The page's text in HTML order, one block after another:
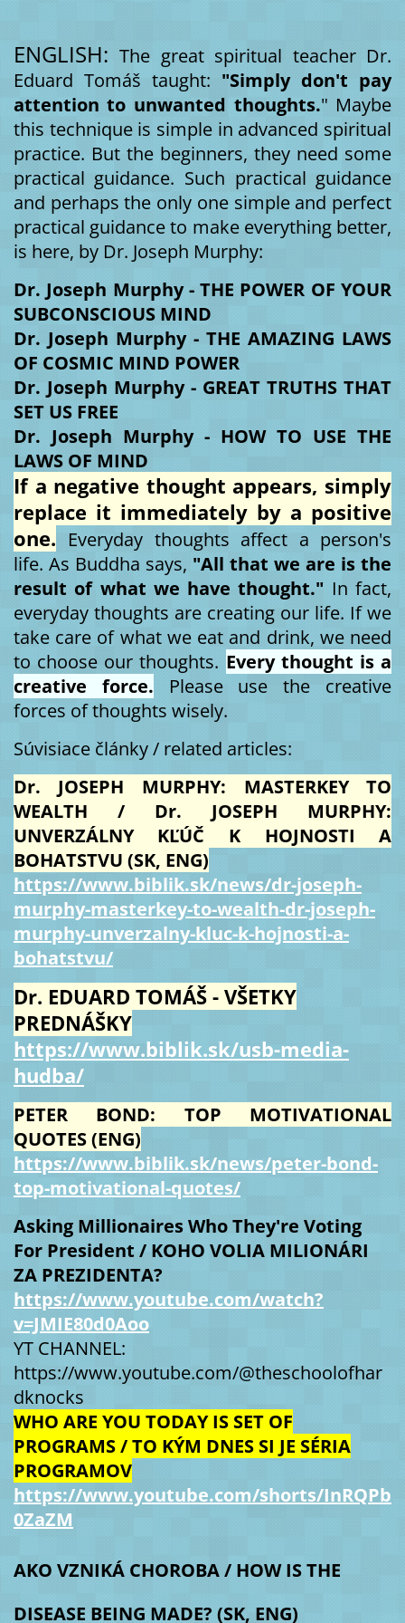
ENGLISH:The great spiritual teacher Dr.
Eduard Tomáš taught: "Simply don't pay
attention to unwanted thoughts." Maybe
this technique is simple in advanced spiritual
practice. But the beginners, they need some
practical guidance. Such practical guidance
and perhaps the only one simple and perfect
practical guidance to make everything better,
is here, by Dr. Joseph Murphy:
Dr. Joseph Murphy - THE POWER OF YOUR
SUBCONSCIOUS MIND
Dr. Joseph Murphy - THE AMAZING LAWS
OF COSMIC MIND POWER
Dr. Joseph Murphy - GREAT TRUTHS THAT
SET US FREE
Dr. Joseph Murphy - HOW TO USE THE
LAWS OF MIND
If a negative thought appears, simply
replace it immediately by a positive
one. Everyday thoughts affect a person's
life. As Buddha says, "All that we are is the
result of what we have thought." In fact,
everyday thoughts are creating our life. If we
take care of what we eat and drink, we need
to choose our thoughts. Every thought is a
creative force. Please use the creative
forces of thoughts wisely.
Súvisiace články / related articles:
Dr. JOSEPH MURPHY: MASTERKEY TO
WEALTH / Dr. JOSEPH MURPHY:
UNVERZÁLNY KĽÚČ K HOJNOSTI A
BOHATSTVU (SK, ENG)
https://www.biblik.sk/news/dr-joseph-
murphy-masterkey-to-wealth-dr-joseph-
murphy-unverzalny-kluc-k-hojnosti-a-
bohatstvu/
Dr. EDUARD TOMÁŠ - VŠETKY
PREDNÁŠKY
https://www.biblik.sk/usb-media-
hudba/
PETER BOND: TOP MOTIVATIONAL
QUOTES (ENG)
https://www.biblik.sk/news/peter-bond-
top-motivational-quotes/
Asking Millionaires Who They're Voting
For President / KOHO VOLIA MILIONÁRI
ZA PREZIDENTA?
https://www.youtube.com/watch?
v=JMIE80d0Aoo
YT CHANNEL:
https://www.youtube.com/@theschoolofhar
dknocks
WHO ARE YOU TODAY IS SET OF
PROGRAMS / TO KÝM DNES SI JE SÉRIA
PROGRAMOV
https://www.youtube.com/shorts/InRQPb
0ZaZM
AKO VZNIKÁ CHOROBA / HOW IS THE
DISEASE BEING MADE? (SK, ENG)